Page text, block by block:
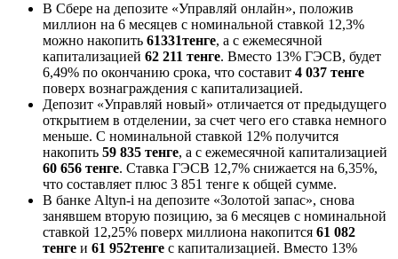
В Сбере на депозите «Управляй онлайн», положив
миллион на 6 месяцев с номинальной ставкой 12,3%
можно накопить 61331тенге, а с ежемесячной
капитализацией 62 211 тенге. Вместо 13% ГЭСВ, будет
6,49% по окончанию срока, что составит 4 037 тенге
поверх вознаграждения с капитализацией.
Депозит «Управляй новый» отличается от предыдущего
открытием в отделении, за счет чего его ставка немного
меньше. С номинальной ставкой 12% получится
накопить 59 835 тенге, а с ежемесячной капитализацией
60 656 тенге. Ставка ГЭСВ 12,7% снижается на 6,35%,
что составляет плюс 3 851 тенге к общей сумме.
В банке Altyn-i на депозите «Золотой запас», снова
занявшем вторую позицию, за 6 месяцев с номинальной
ставкой 12,25% поверх миллиона накопится 61 082
тенге и 61 952тенге с капитализацией. Вместо 13%